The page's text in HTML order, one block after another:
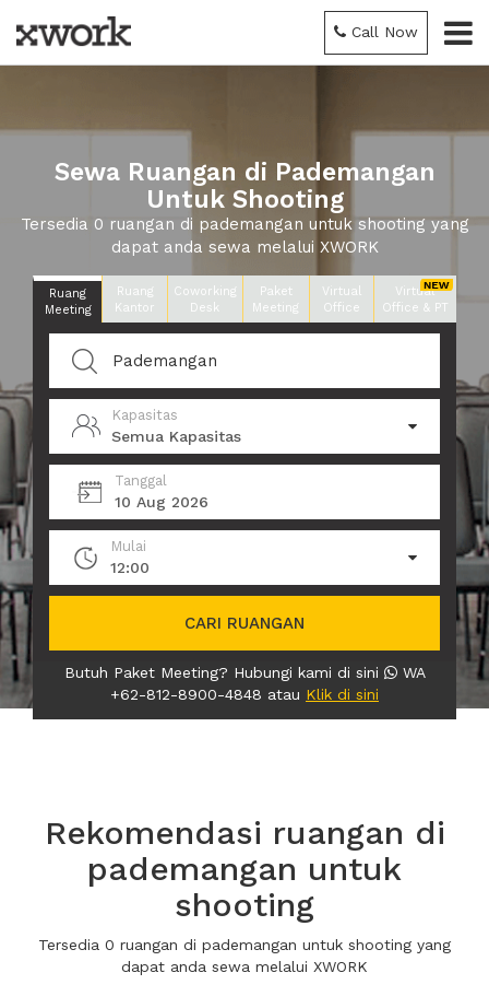
Call Now
Sewa Ruangan di Pademangan
Untuk Shooting
Tersedia 0 ruangan di pademangan untuk shooting yang
dapat anda sewa melalui XWORK
Ruang
Meeting
Ruang
Kantor
Coworking
Desk
Paket
Meeting
Virtual
Office
Virtual
Office & PT
Kapasitas
Semua Kapasitas
Tanggal
10 Aug 2026
Mulai
12:00
CARI RUANGAN
Butuh Paket Meeting? Hubungi kami di sini
WA
+62-812-8900-4848 atau Klik di sini
Rekomendasi ruangan di
pademangan untuk
shooting
Tersedia 0 ruangan di pademangan untuk shooting yang
dapat anda sewa melalui XWORK